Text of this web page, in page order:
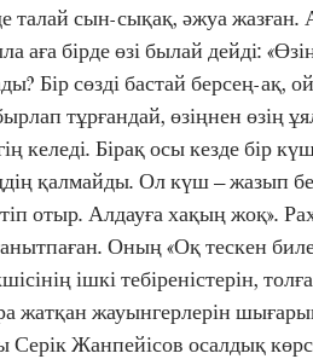
талай сын-сықақ, әжуа
Бір сөзді бастай берсең-
тұрғандай, өзіңнен өзің
келеді. Бірақ осы кезде бір
қалмайды. Ол күш – жазып
отыр. Алдауға хақың жоқ».
Оның «Оқ тескен
ішкі тебіреністерін,
жатқан жауынгерлерін
Жанпейісов осалдық